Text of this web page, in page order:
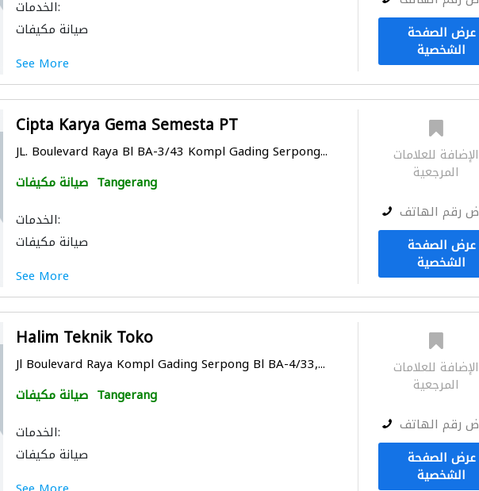
الخدمات:
صيانة مكيفات
See More
عرض الصفحة
الشخصية
Cipta Karya Gema Semesta PT
JL. Boulevard Raya Bl BA-3/43 Kompl Gading Serpong...
صيانة مكيفات Tangerang
الخدمات:
صيانة مكيفات
See More
الإضافة للعلامات
المرجعية
رقم الهاتف
عرض الصفحة
الشخصية
Halim Teknik Toko
Jl Boulevard Raya Kompl Gading Serpong Bl BA-4/33,...
صيانة مكيفات Tangerang
الخدمات:
صيانة مكيفات
الإضافة للعلامات
المرجعية
رقم الهاتف
عرض الصفحة
الشخصية